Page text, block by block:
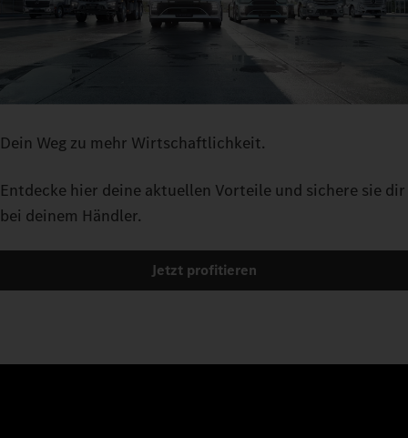
Nur drei Stufen und du bist drin: einsteigen, hinsetzen,
losfahren. Die Sitze regulieren das Klima und mit dem
Bildschirm alle relevanten Funktionen übersichtlich parat – vom
Navi bis zum Verkehrszeichen-Assistenten.
Dein Weg zu mehr Wirtschaftlichkeit.
Entdecke hier deine aktuellen Vorteile und sichere sie dir
bei deinem Händler.
Jetzt profitieren